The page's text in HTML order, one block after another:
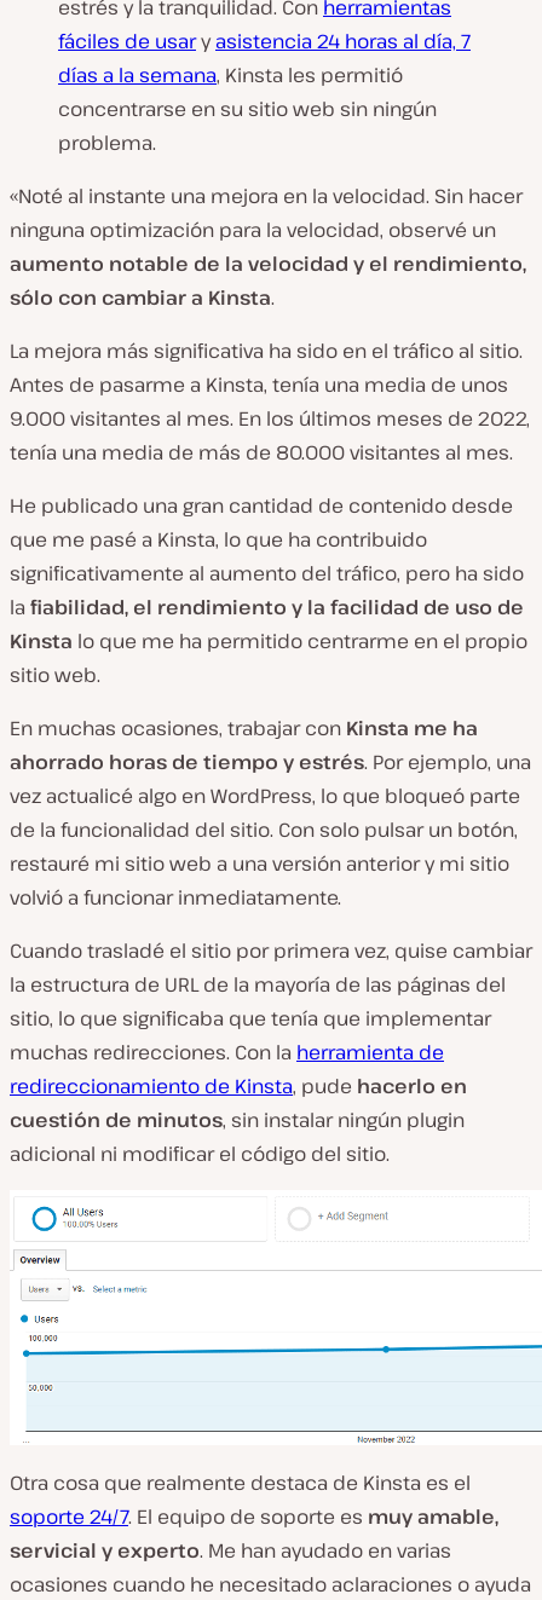
estrés y la tranquilidad. Con herramientas
fáciles de usaryasistencia 24 horas al día, 7
días a la semana, Kinsta les permitió
concentrarse en su sitio web sin ningún
problema.
«Noté al instante una mejora en la velocidad. Sin hacer
ninguna optimización para la velocidad, observé un
aumento notable de la velocidad y el rendimiento,
sólo con cambiar a Kinsta.
La mejora más significativa ha sido en el tráfico al sitio.
Antes de pasarme a Kinsta, tenía una media de unos
9.000 visitantes al mes. En los últimos meses de 2022,
tenía una media de más de 80.000 visitantes al mes.
He publicado una gran cantidad de contenido desde
que me pasé a Kinsta, lo que ha contribuido
significativamente al aumento del tráfico, pero ha sido
la fiabilidad, el rendimiento y la facilidad de uso de
Kinsta lo que me ha permitido centrarme en el propio
sitio web.
En muchas ocasiones, trabajar con Kinsta me ha
ahorrado horas de tiempo y estrés. Por ejemplo, una
vez actualicé algo en WordPress, lo que bloqueó parte
de la funcionalidad del sitio. Con solo pulsar un botón,
restauré mi sitio web a una versión anterior y mi sitio
volvió a funcionar inmediatamente.
Cuando trasladé el sitio por primera vez, quise cambiar
la estructura de URL de la mayoría de las páginas del
sitio, lo que significaba que tenía que implementar
muchas redirecciones. Con la herramienta de
redireccionamiento de Kinsta, pude hacerlo en
cuestión de minutos, sin instalar ningún plugin
adicional ni modificar el código del sitio.
Otra cosa que realmente destaca de Kinsta es el
soporte 24/7. El equipo de soporte es muy amable,
servicial y experto. Me han ayudado en varias
ocasiones cuando he necesitado aclaraciones o ayuda